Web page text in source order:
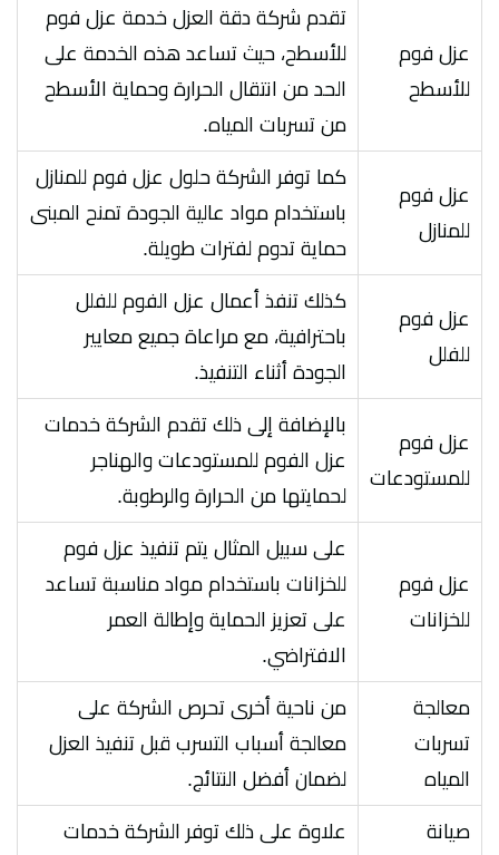
عزل فوم
للأسطح
تقدم شركة دقة العزل خدمة عزل فوم
للأسطح، حيث تساعد هذه الخدمة على
الحد من انتقال الحرارة وحماية الأسطح
من تسربات المياه.
عزل فوم
للمنازل
كما توفر الشركة حلول عزل فوم للمنازل
باستخدام مواد عالية الجودة تمنح المبنى
حماية تدوم لفترات طويلة.
عزل فوم
للفلل
كذلك تنفذ أعمال عزل الفوم للفلل
باحترافية، مع مراعاة جميع معايير
الجودة أثناء التنفيذ.
عزل فوم
للمستودعات
بالإضافة إلى ذلك تقدم الشركة خدمات
عزل الفوم للمستودعات والهناجر
لحمايتها من الحرارة والرطوبة.
عزل فوم
للخزانات
على سبيل المثال يتم تنفيذ عزل فوم
للخزانات باستخدام مواد مناسبة تساعد
على تعزيز الحماية وإطالة العمر
الافتراضي.
معالجة
تسربات
المياه
من ناحية أخرى تحرص الشركة على
معالجة أسباب التسرب قبل تنفيذ العزل
لضمان أفضل النتائج.
صيانة
علاوة على ذلك توفر الشركة خدمات